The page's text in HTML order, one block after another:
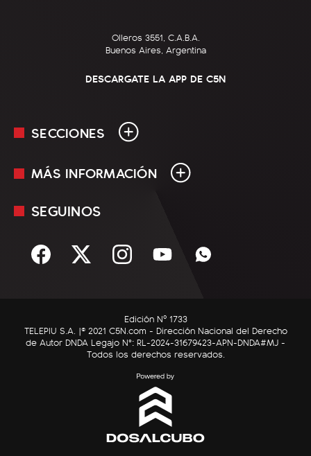
Olleros 3551, C.A.B.A.
Buenos Aires, Argentina
DESCARGATE LA APP DE C5N
SECCIONES
En Vivo
Sociedad
C5N Autos
RatingCero
MÁS INFORMACIÓN
Mediakit
Términos y condiciones
SEGUINOS
Edición Nº 1733
TELEPIU S.A. |© 2021 C5N.com - Dirección Nacional del Derecho
de Autor DNDA Legajo N°: RL-2024-31679423-APN-DNDA#MJ -
Todos los derechos reservados.